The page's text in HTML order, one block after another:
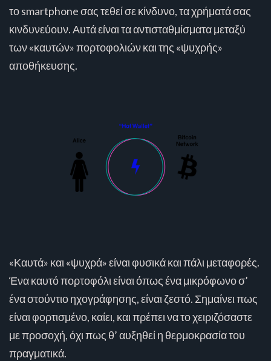
το smartphone σας τεθεί σε κίνδυνο, τα χρήματά σας
κινδυνεύουν. Αυτά είναι τα αντισταθμίσματα μεταξύ
των «καυτών» πορτοφολιών και της «ψυχρής»
αποθήκευσης.
«Καυτά» και «ψυχρά» είναι φυσικά και πάλι μεταφορές.
Ένα καυτό πορτοφόλι είναι όπως ένα μικρόφωνο σ’
ένα στούντιο ηχογράφησης, είναι ζεστό. Σημαίνει πως
είναι φορτισμένο, καίει, και πρέπει να το χειριζόσαστε
με προσοχή, όχι πως θ’ αυξηθεί η θερμοκρασία του
πραγματικά.